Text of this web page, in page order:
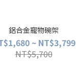
鋁合金寵物碗架
~ NT$3,799
NT$5,700